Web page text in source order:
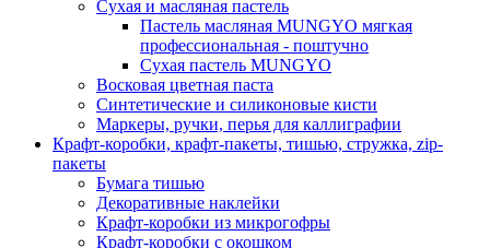
Cухая и масляная пастель
Пастель масляная MUNGYO мягкая
профессиональная - поштучно
Сухая пастель MUNGYO
Восковая цветная паста
Синтетические и силиконовые кисти
Маркеры, ручки, перья для каллиграфии
Крафт-коробки, крафт-пакеты, тишью, стружка, zip-
пакеты
Бумага тишью
Декоративные наклейки
Крафт-коробки из микрогофры
Крафт-коробки с окошком